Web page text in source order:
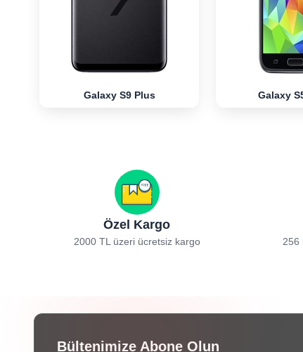
Galaxy S9 Plus Galaxy
Özel Kargo
2000 TL üzeri ücretsiz kargo 256
Bültenimize Abone Olun